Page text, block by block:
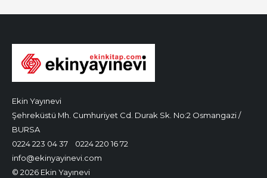
Ekin Yayınevi
Şehreküstü Mh. Cumhuriyet Cd. Durak Sk. No:2 Osmangazi /
BURSA
0224 223 04 37
0224 220 16 72
info@ekinyayinevi.com
© 2026 Ekin Yayınevi